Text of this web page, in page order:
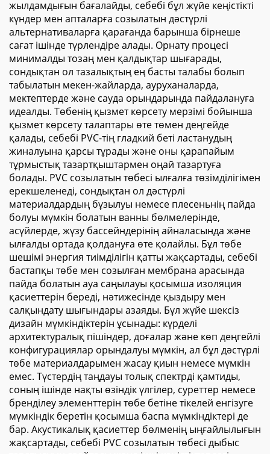
жылдамдығын бағалайды, себебі бұл жүйе кеңістікті
күндер мен апталарға созылатын дәстүрлі
альтернативаларға қарағанда барынша бірнеше
сағат ішінде түрлендіре алады. Орнату процесі
минималды тозаң мен қалдықтар шығарады,
сондықтан ол тазалықтың ең басты талабы болып
табылатын мекен-жайларда, ауруханаларда,
мектептерде және сауда орындарында пайдалануға
идеалды. Төбенің қызмет көрсету мерзімі бойынша
қызмет көрсету талаптары өте төмен деңгейде
қалады, себебі PVC-тің гладкий беті ластанудың
жиналуына қарсы тұрады және оны қарапайым
тұрмыстық тазартқыштармен оңай тазартуға
болады. PVC созылатын төбесі ылғалға төзімділігімен
ерекшеленеді, сондықтан ол дәстүрлі
материалдардың бұзылуы немесе плесеньнің пайда
болуы мүмкін болатын ванны бөлмелерінде,
асүйлерде, жүзу бассейндерінің айналасында және
ылғалды ортада қолдануға өте қолайлы. Бұл төбе
шешімі энергия тиімділігін қатты жақсартады, себебі
бастапқы төбе мен созылған мембрана арасында
пайда болатын ауа саңылауы қосымша изоляция
қасиеттерін береді, нәтижесінде қыздыру мен
салқындату шығындары азаяды. Бұл жүйе шексіз
дизайн мүмкіндіктерін ұсынады: күрделі
архитектуралық пішіндер, доғалар және көп деңгейлі
конфигурациялар орындалуы мүмкін, ал бұл дәстүрлі
төбе материалдарымен жасау қиын немесе мүмкін
емес. Түстердің таңдауы толық спектрді қамтиды,
соның ішінде нақты өзіндік үлгілер, суреттер немесе
бренділеу элементтерін төбе бетіне тікелей енгізуге
мүмкіндік беретін қосымша баспа мүмкіндіктері де
бар. Акустикалық қасиеттер бөлменің ыңғайлылығын
жақсартады, себебі PVC созылатын төбесі дыбыс